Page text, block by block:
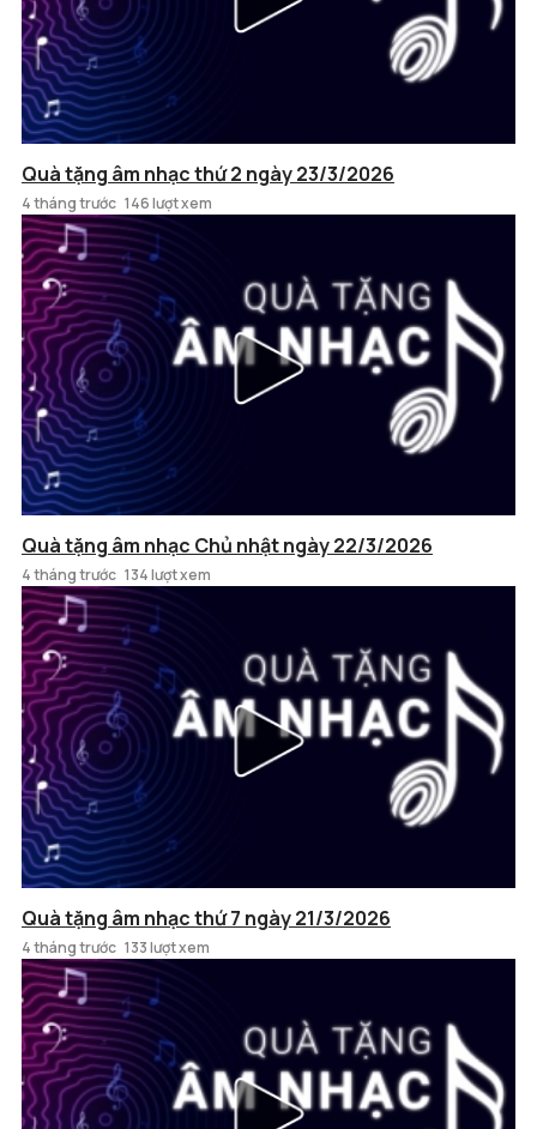
Quà tặng âm nhạc thứ 2 ngày 23/3/2026
4 tháng trước 146 lượt xem
Quà tặng âm nhạc Chủ nhật ngày 22/3/2026
4 tháng trước 134 lượt xem
Quà tặng âm nhạc thứ 7 ngày 21/3/2026
4 tháng trước 133 lượt xem